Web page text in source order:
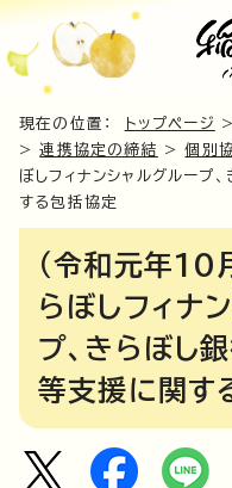
現在の位置： トップページ
>連携協定の締結 >個別
ぼしフィナンシャルグループ
する包括協定
（令和元年10
らぼしフィナ
プ、きらぼし
等支援に関す